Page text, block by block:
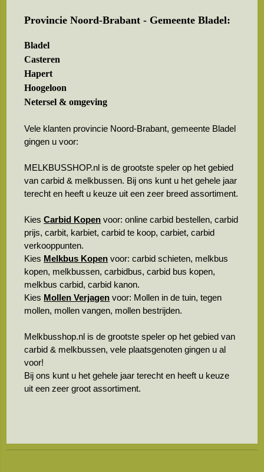
Provincie Noord-Brabant - Gemeente Bladel:
Bladel
Casteren
Hapert
Hoogeloon
Netersel & omgeving
Vele klanten provincie Noord-Brabant, gemeente Bladel
gingen u voor:
MELKBUSSHOP.nl is de grootste speler op het gebied
van carbid & melkbussen. Bij ons kunt u het gehele jaar
terecht en heeft u keuze uit een zeer breed assortiment.
KiesCarbid Kopen voor: online carbid bestellen, carbid
prijs, carbit, karbiet, carbid te koop, carbiet, carbid
verkooppunten.
Kies Melkbus Kopen voor: carbid schieten, melkbus
kopen, melkbussen, carbidbus, carbid bus kopen,
melkbus carbid, carbid kanon.
Kies Mollen Verjagen voor: Mollen in de tuin, tegen
mollen, mollen vangen, mollen bestrijden.
Melkbusshop.nl is de grootste speler op het gebied van
carbid & melkbussen, vele plaatsgenoten gingen u al
voor!
Bij ons kunt u het gehele jaar terecht en heeft u keuze
uit een zeer groot assortiment.